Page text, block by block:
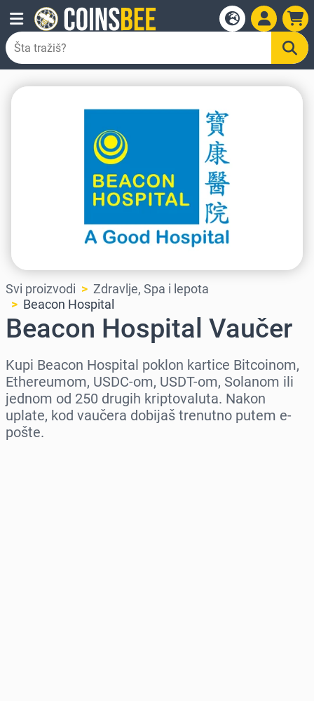
Svi proizvodi
Zdravlje, Spa i lepota
Beacon Hospital
Beacon Hospital Vaučer
Kupi Beacon Hospital poklon kartice Bitcoinom,
Ethereumom, USDC-om, USDT-om, Solanom ili
jednom od 250 drugih kriptovaluta. Nakon
uplate, kod vaučera dobijaš trenutno putem e-
pošte.